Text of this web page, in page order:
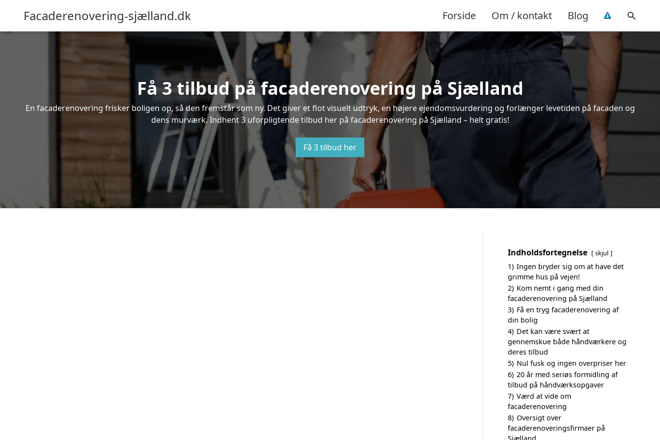
Facaderenovering-sjælland.dk Forside Om / kontakt Blog
Få 3 tilbud på facaderenovering på Sjælland
En facaderenovering frisker boligen op, så den fremstår som ny. Det giver et flot visuelt udtryk, en højere ejendomsvurdering og forlænger levetiden på facaden og
dens murværk. Indhent 3 uforpligtende tilbud her på facaderenovering på Sjælland – helt gratis!
Få 3 tilbud her
Indholdsfortegnelse skjul
1) Ingen bryder sig om at have det
grimme hus på vejen!
2) Kom nemt i gang med din
facaderenovering på Sjælland
3) Få en tryg facaderenovering af
din bolig
4) Det kan være svært at
gennemskue både håndværkere og
deres tilbud
5) Nul fusk og ingen overpriser her
6) 20 år med seriøs formidling af
tilbud på håndværksopgaver
7) Værd at vide om
facaderenovering
8) Oversigt over
facaderenoveringsfirmaer på